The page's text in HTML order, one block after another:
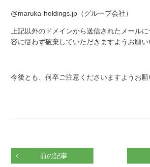
@maruka-holdings.jp（グループ会社）
上記以外のドメインから送信されたメール
容に従わず破棄していただきますようお願い
今後とも、何卒ご注意くださいますようお願
前の記事